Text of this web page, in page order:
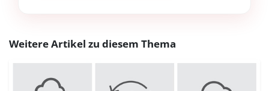
Weitere Artikel zu diesem Thema